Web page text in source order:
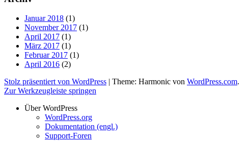
Januar 2018 (1)
November 2017 (1)
April 2017 (1)
März 2017 (1)
Februar 2017 (1)
April 2016 (2)
Stolz präsentiert von WordPress | Theme: Harmonic von WordPress.com.
Zur Werkzeugleiste springen
Über WordPress
WordPress.org
Dokumentation (engl.)
Support-Foren